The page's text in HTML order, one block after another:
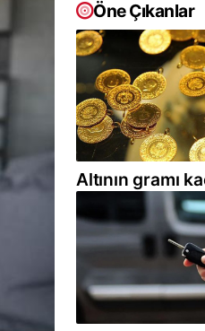
Öne Çıkanlar
Altının gramı